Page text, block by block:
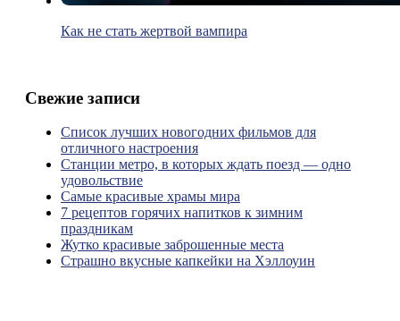
Как не стать жертвой вампира
Свежие записи
Список лучших новогодних фильмов для
отличного настроения
Станции метро, в которых ждать поезд — одно
удовольствие
Самые красивые храмы мира
7 рецептов горячих напитков к зимним
праздникам
Жутко красивые заброшенные места
Страшно вкусные капкейки на Хэллоуин